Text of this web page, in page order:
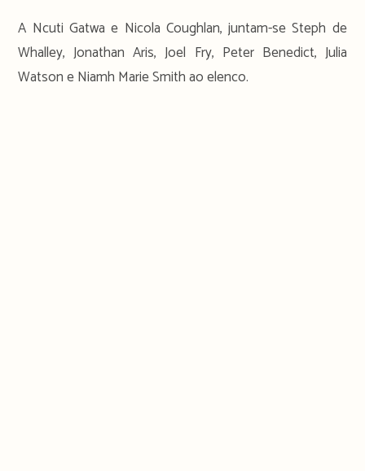
A Ncuti Gatwa e Nicola Coughlan, juntam-se Steph de
Whalley, Jonathan Aris, Joel Fry, Peter Benedict, Julia
Watson e Niamh Marie Smith ao elenco.